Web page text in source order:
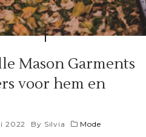
Mason Garments
voor hem en
2022 By Silvia Mode